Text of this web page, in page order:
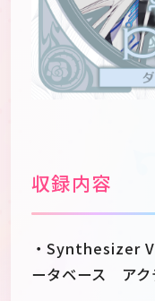
収録内容
・Synthesizer
ータベース アク